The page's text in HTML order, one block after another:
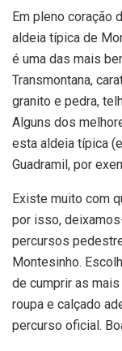
Em pleno coração
aldeia típica de
é uma das mais
Transmontana,
granito e pedra,
Alguns dos
esta aldeia típica
Guadramil, por
Existe muito com
por isso,
percursos
Montesinho.
de cumprir as
roupa e calçado
percurso oficial.